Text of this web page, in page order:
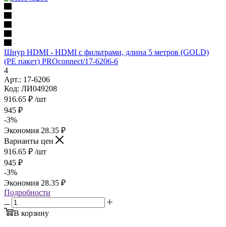
Шнур HDMI - HDMI с фильтрами, длина 5 метров (GOLD)
(PE пакет) PROconnect/17-6206-6
4
Арт.: 17-6206
Код: ЛИ049208
916.65 ₽ /шт
945 ₽
-3%
Экономия 28.35 ₽
Варианты цен
916.65 ₽ /шт
945 ₽
-3%
Экономия 28.35 ₽
Подробности
В корзину